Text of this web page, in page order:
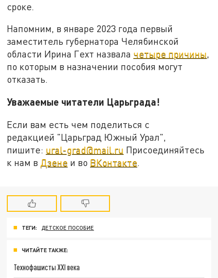
сроке.
Напомним, в январе 2023 года первый
заместитель губернатора Челябинской
области Ирина Гехт назвала четыре причины,
по которым в назначении пособия могут
отказать.
Уважаемые читатели Царьграда!
Если вам есть чем поделиться с
редакцией "Царьград Южный Урал",
пишите: ural-grad@mail.ru Присоединяйтесь
к нам в Дзене и во ВКонтакте
ТЕГИ: ДЕТСКОЕ ПОСОБИЕ
ЧИТАЙТЕ ТАКЖЕ:
Технофашисты XXI века